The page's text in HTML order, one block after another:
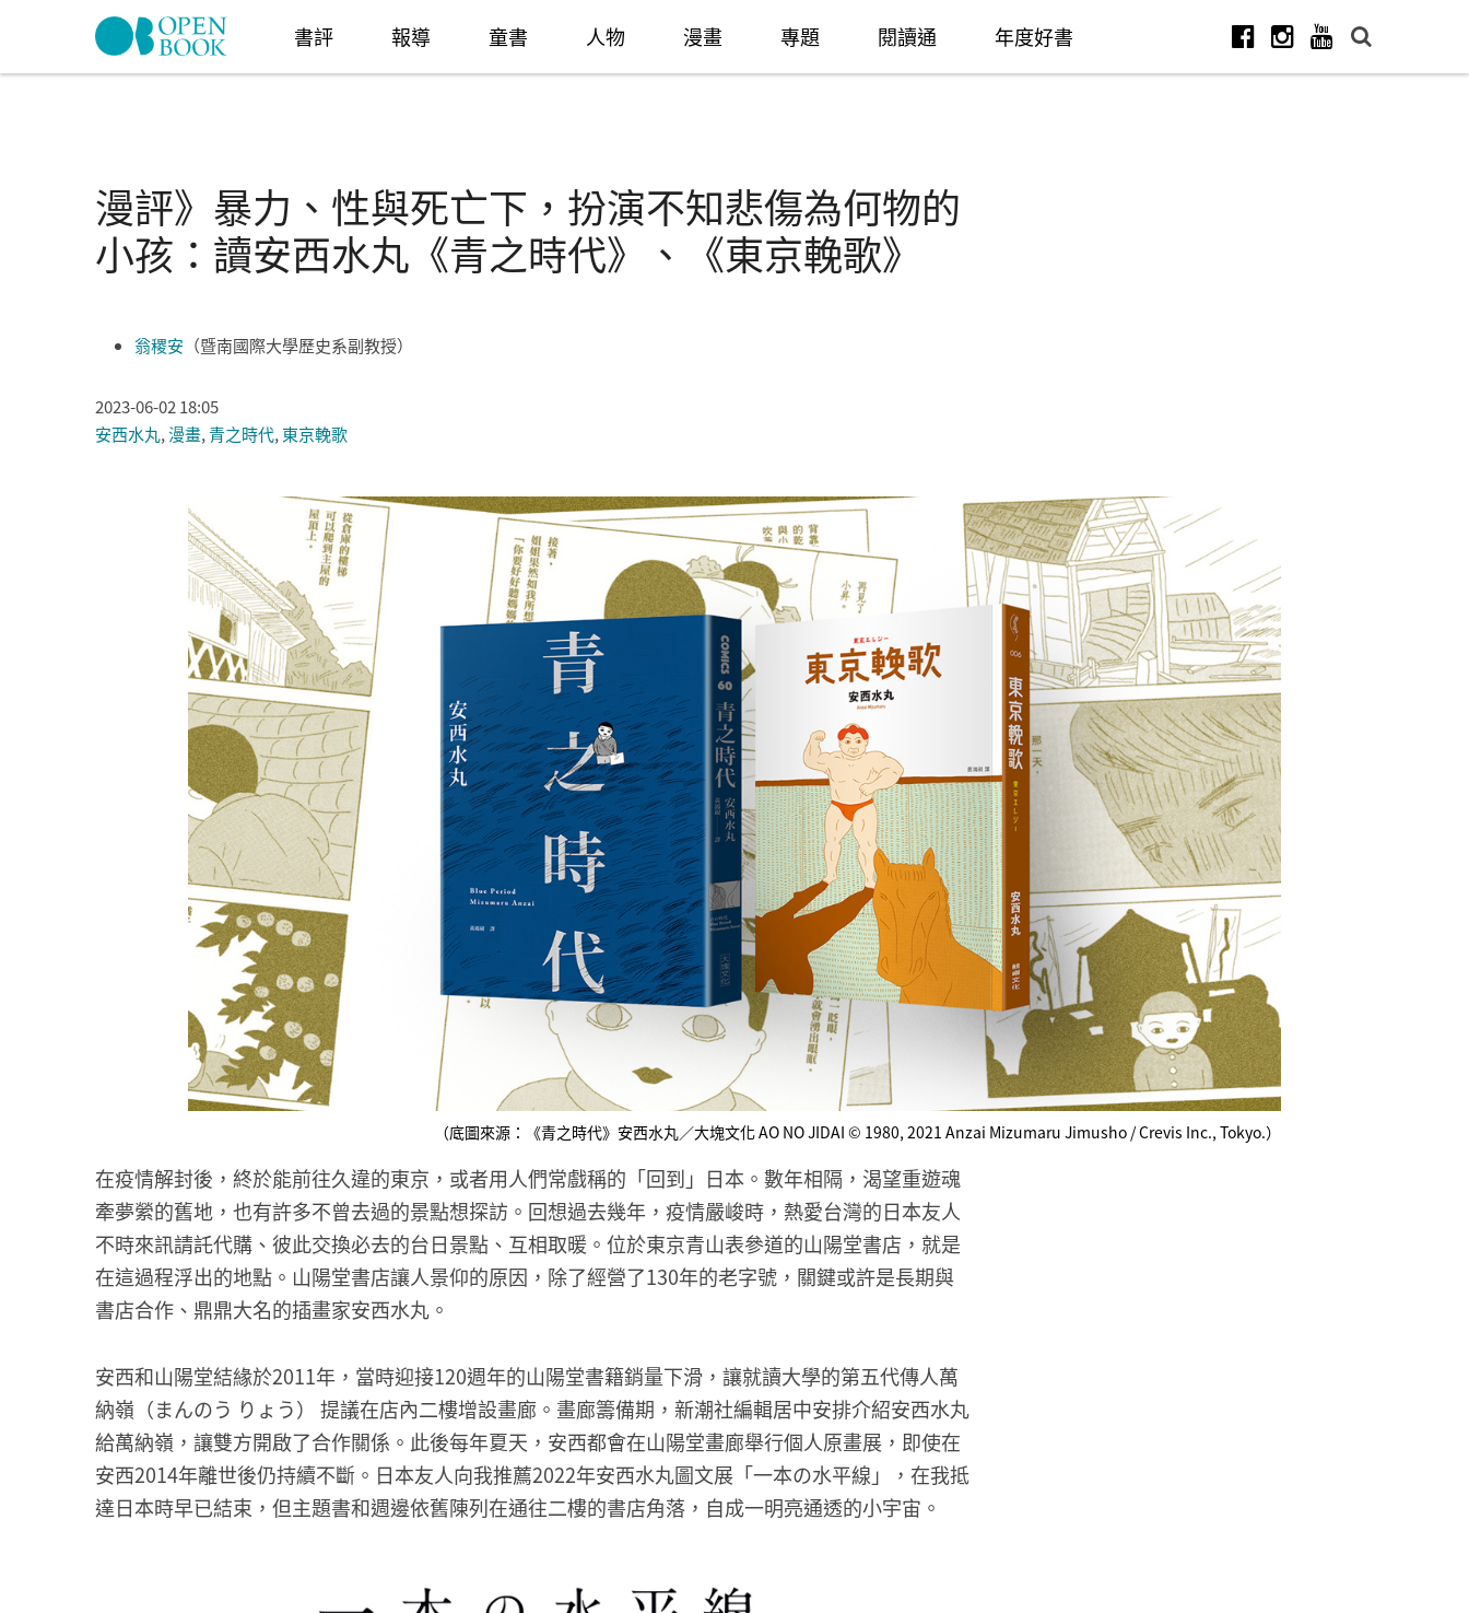
Skip to navigation
書評 報導 童書 人物 漫畫 專題 閱讀通 年度好書
漫評》暴力、性與死亡下，扮演不知悲傷為何物的
小孩：讀安西水丸《青之時代》、《東京輓歌》
翁稷安 （暨南國際大學歷史系副教授）
2023-06-02 18:05
安西水丸,漫畫,青之時代, 東京輓歌
（底圖來源：《青之時代》安西水丸／大塊文化 AO NO JIDAI © 1980, 2021 Anzai Mizumaru Jimusho / Crevis Inc., Tokyo.）
在疫情解封後，終於能前往久違的東京，或者用人們常戲稱的「回到」日本。數年相隔，渴望重遊魂
牽夢縈的舊地，也有許多不曾去過的景點想探訪。回想過去幾年，疫情嚴峻時，熱愛台灣的日本友人
不時來訊請託代購、彼此交換必去的台日景點、互相取暖。位於東京青山表參道的山陽堂書店，就是
在這過程浮出的地點。山陽堂書店讓人景仰的原因，除了經營了130年的老字號，關鍵或許是長期與
書店合作、鼎鼎大名的插畫家安西水丸。
安西和山陽堂結緣於2011年，當時迎接120週年的山陽堂書籍銷量下滑，讓就讀大學的第五代傳人萬
納嶺（まんのう りょう） 提議在店內二樓增設畫廊。畫廊籌備期，新潮社編輯居中安排介紹安西水丸
給萬納嶺，讓雙方開啟了合作關係。此後每年夏天，安西都會在山陽堂畫廊舉行個人原畫展，即使在
安西2014年離世後仍持續不斷。日本友人向我推薦2022年安西水丸圖文展「一本の水平線」，在我抵
達日本時早已結束，但主題書和週邊依舊陳列在通往二樓的書店角落，自成一明亮通透的小宇宙。